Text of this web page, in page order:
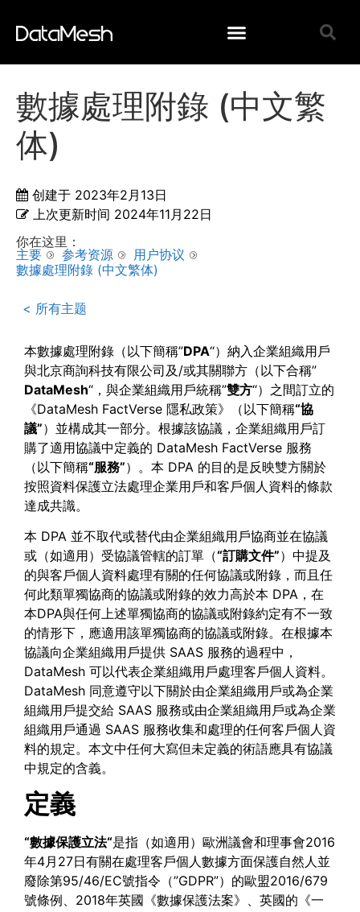
數據處理附錄 (中文繁
体)
创建于 2023年2月13日
上次更新时间 2024年11月22日
你在这里：
主要
参考资源
用户协议
數據處理附錄 (中文繁体)
< 所有主题
本數據處理附錄（以下簡稱”DPA“）納入企業組織用戶
與北京商詢科技有限公司及/或其關聯方（以下合稱”
DataMesh“，與企業組織用戶統稱”雙方“）之間訂立的
《DataMesh FactVerse 隱私政策》（以下簡稱“協
議”）並構成其一部分。根據該協議，企業組織用戶訂
購了適用協議中定義的 DataMesh FactVerse 服務
（以下簡稱“服務”）。本 DPA 的目的是反映雙方關於
按照資料保護立法處理企業用戶和客戶個人資料的條款
達成共識。
本 DPA 並不取代或替代由企業組織用戶協商並在協議
或（如適用）受協議管轄的訂單（“訂購文件”）中提及
的與客戶個人資料處理有關的任何協議或附錄，而且任
何此類單獨協商的協議或附錄的效力高於本 DPA，在
本DPA與任何上述單獨協商的協議或附錄約定有不一致
的情形下，應適用該單獨協商的協議或附錄。在根據本
協議向企業組織用戶提供 SAAS 服務的過程中，
DataMesh 可以代表企業組織用戶處理客戶個人資料。
DataMesh 同意遵守以下關於由企業組織用戶或為企業
組織用戶提交給 SAAS 服務或由企業組織用戶或為企業
組織用戶通過 SAAS 服務收集和處理的任何客戶個人資
料的規定。本文中任何大寫但未定義的術語應具有協議
中規定的含義。
定義
“數據保護立法“是指（如適用）歐洲議會和理事會2016
年4月27日有關在處理客戶個人數據方面保護自然人並
廢除第95/46/EC號指令（”GDPR”）的歐盟2016/679
號條例、2018年英國《數據保護法案》、英國的《一